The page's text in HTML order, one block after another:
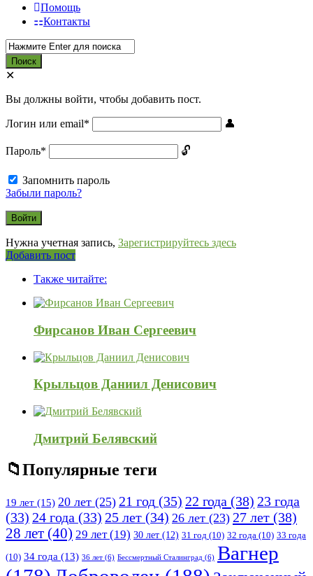
Помощь
Контакты
Вы должны войти, чтобы добавить пост.
Логин или email*
Пароль*
Запомнить пароль
Забыли пароль?
Нужна учетная запись, Зарегистрируйтесь здесь
Боковая
панель
Добавить пост
Также читайте:
Фирсанов Иван Сергеевич
Крыльцов Даниил Денисович
Дмитрий Белявский
Популярные теги
19 лет (15) 20 лет (25) 21 год (35) 22 года (38) 23 года
(33) 24 года (33) 25 лет (34) 26 лет (23) 27 лет (38)
28 лет (40) 29 лет(19) 30 лет (12) 31 год (10) 32 года (10) 33 года
(10) 34 года (13) 36 лет (6) Бессмертный Сталинград (6) Вагнер